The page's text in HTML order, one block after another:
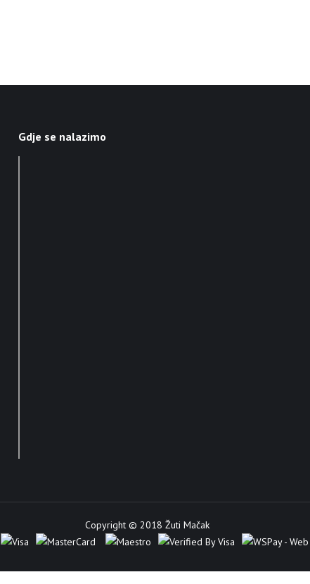
Gdje se nalazimo
Copyright © 2018 Žuti Mačak